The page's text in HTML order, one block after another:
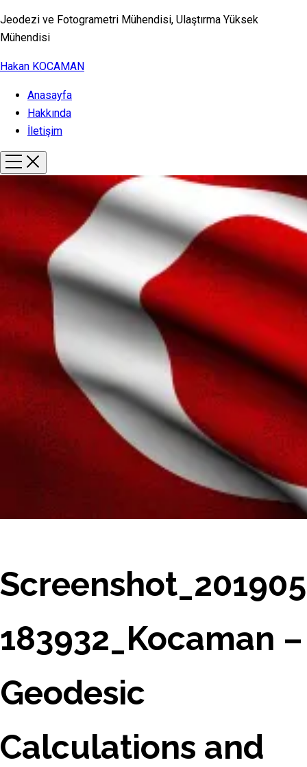
Jeodezi ve Fotogrametri Mühendisi, Ulaştırma Yüksek
Mühendisi
Hakan KOCAMAN
Anasayfa
Hakkında
İletişim
183932_Kocaman –
Geodesic
Calculations and